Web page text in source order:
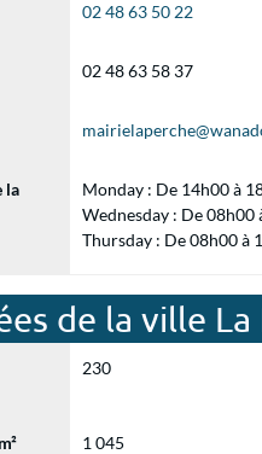
02 48 63 50 22
02 48 63 58 37
la
Monday : De 14h00 à
Wednesday : De 08h00
Thursday : De 08h00 à
de la ville La
230
1 045